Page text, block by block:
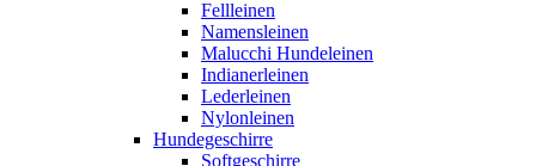
Fellleinen
Namensleinen
Malucchi Hundeleinen
Indianerleinen
Lederleinen
Nylonleinen
Hundegeschirre
Softgeschirre